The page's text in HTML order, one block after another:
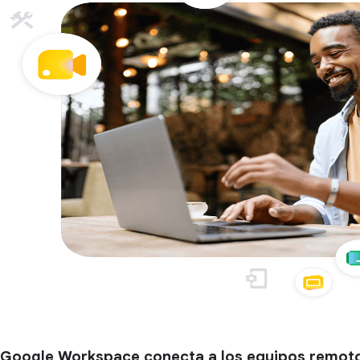
Google Workspace conecta a los equipos